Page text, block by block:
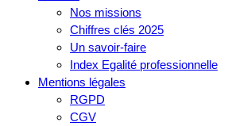
Nos missions
Chiffres clés 2025
Un savoir-faire
Index Egalité professionnelle
Mentions légales
RGPD
CGV